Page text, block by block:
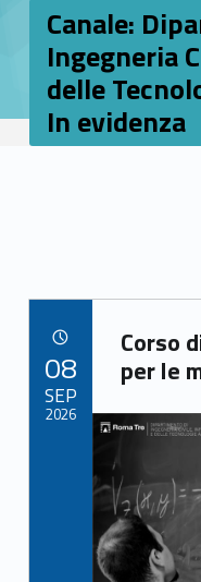
Canale:
Ingegneria
delle
In evidenza
Link identifier archive #link-archive-94872
Corso
per le
Link identifier archive #link-archive-thumb-soap-86827
08
SEP
2026